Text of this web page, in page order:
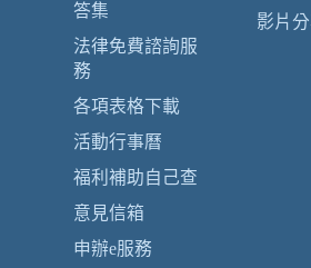
答集
法律免費諮詢服
務
各項表格下載
活動行事曆
福利補助自己查
意見信箱
申辦e服務
影片